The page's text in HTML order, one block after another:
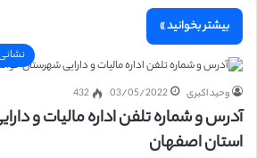
بیشتر بخوانید »
وحید اکبری 03/05/2022
432
آدرس و شماره تلفن اداره مالیات و
استان اصفهان